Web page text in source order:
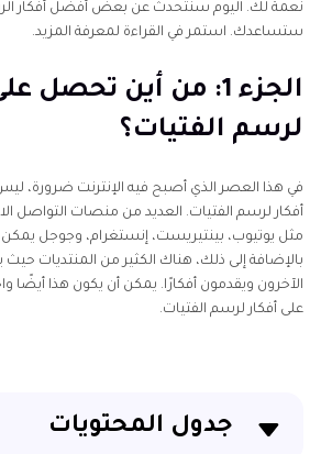
نعمة لك. اليوم سنتحدث عن بعض أفضل أفكار
ستساعدك. استمر في القراءة لمعرفة المزيد.
الجزء 1: من أين تحصل
لرسم الفتيات؟
في هذا العصر الذي أصبح فيه الإنترنت ضرورة،
أفكار لرسم الفتيات. العديد من منصات التواصل
مثل يوتيوب، بينتيريست، إنستغرام، وجوجل
بالإضافة إلى ذلك، هناك الكثير من المنتديات
الآخرون ويقدمون أفكارًا. يمكن أن يكون هذا أيضًا
على أفكار لرسم الفتيات.
جدول المحتويات